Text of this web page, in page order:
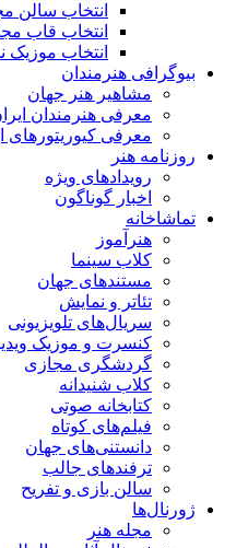
انتخاب سالن
انتخاب قاب
انتخاب موزیک
بیوگرافی هنرمندان
مشاهیر هنر جهان
معرفی هنرمندان
معرفی کیوریتورهای
روزنامه هنر
رویدادهای ویژه
اخبار گوناگون
تماشاخانه
هنرآموز
کلاب سینما
مستندهای جهان
تئاتر و نمایش
سریال‌های تلویزیونی
کنسرت و موزیک
گردشگری مجازی
کلاب شنیدانه
کتابخانه صوتی
فیلم‌های کوتاه
دانستنی‌های جهان
ترفندهای جالب
سالن بازی و تفریح
ژورنال‌ها
مجله هنر